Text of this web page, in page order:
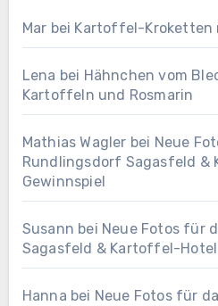
Mar bei Kartoffel-Kroketten
Lena bei Hähnchen vom
Kartoffeln und Rosmarin
Mathias Wagler bei Neue
Rundlingsdorf Sagasfeld
Gewinnspiel
Susann bei Neue Fotos für
Sagasfeld & Kartoffel-Hotel
Hanna bei Neue Fotos für